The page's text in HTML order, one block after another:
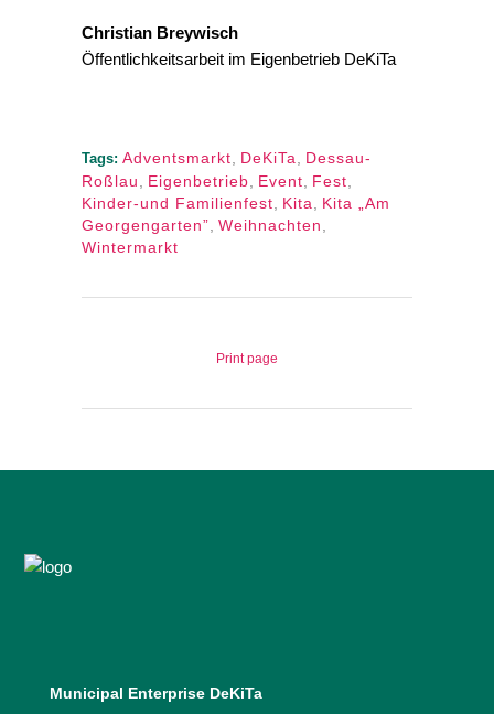
Christian Breywisch
Öffentlichkeitsarbeit im Eigenbetrieb DeKiTa
Tags: Adventsmarkt DeKiTa
Dessau-
Roßlau
Eigenbetrieb Event Fest
Kinder-und Familienfest
Kita
Kita „Am
Georgengarten” Weihnachten
Wintermarkt
Print page
Municipal Enterprise DeKiTa